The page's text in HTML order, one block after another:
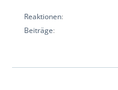
Reaktionen
Beiträge